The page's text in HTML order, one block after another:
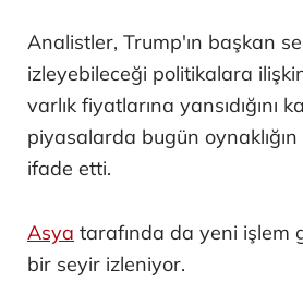
Analistler, Trump'ın başkan
izleyebileceği politikalara
varlık fiyatlarına yansıdığını
piyasalarda bugün
ifade etti.
Asya tarafında da yeni işlem
bir seyir izleniyor.